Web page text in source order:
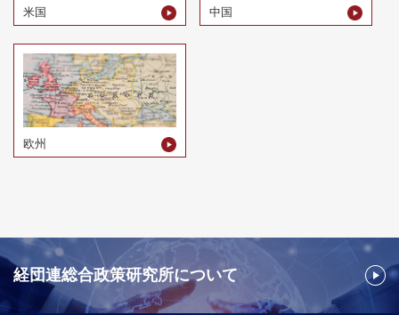
米国 中国
欧州
経団連総合政策研究所について